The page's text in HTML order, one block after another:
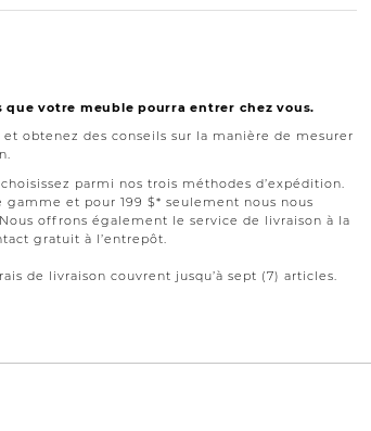
que votre meuble pourra entrer chez vous.
et obtenez des conseils sur la manière de mesurer
parmi nos trois méthodes d’expédition.
et pour 199 $* seulement nous nous
offrons également le service de livraison à la
gratuit à l’entrepôt.
de livraison couvrent jusqu’à sept (7) articles.